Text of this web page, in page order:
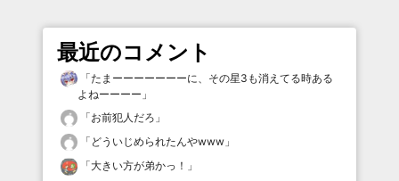
最近のコメント
「たまーーーーーーーに、その星3も消えてる時ある
よねーーーー 」
「お前犯人だろ 」
「 どういじめられたんやwww 」
「大きい方が弟かっ！ 」